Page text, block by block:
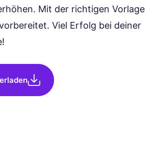
Mit der richtigen Vorlage
Viel Erfolg bei deiner